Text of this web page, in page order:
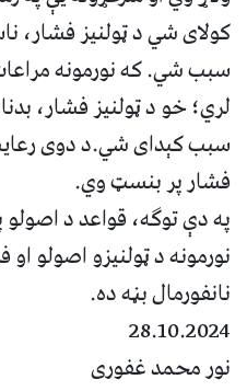
کولای شي د ټولنیز فشار،
سبب شي. که نورمونه
لري؛ خو د ټولنیز فشار،
سبب کېدای شي.د دوی
فشار پر بنسټ وي.
په دې توګه، قواعد د
نورمونه د ټولنیزو اصولو
نانفورمال بڼه ده.
28.10.2024
نور محمد غفوری